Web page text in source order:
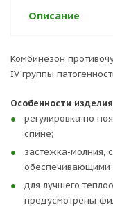
Описание
Комбинезон
IV группы
Особенности
регулировка по
спине;
застежка-молния,
обеспечивающими
для лучшего
предусмотрены